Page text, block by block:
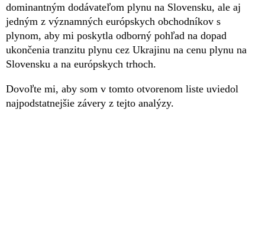
dominantným dodávateľom plynu na Slovensku, ale aj
jedným z významných európskych obchodníkov s
plynom, aby mi poskytla odborný pohľad na dopad
ukončenia tranzitu plynu cez Ukrajinu na cenu plynu na
Slovensku a na európskych trhoch.
Dovoľte mi, aby som v tomto otvorenom liste uviedol
najpodstatnejšie závery z tejto analýzy.